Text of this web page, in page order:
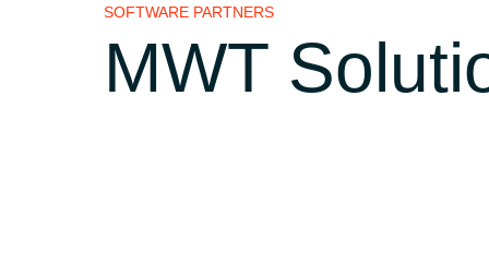
Global site
Partnerzy Software
SOFTWARE PARTNERS
MWT